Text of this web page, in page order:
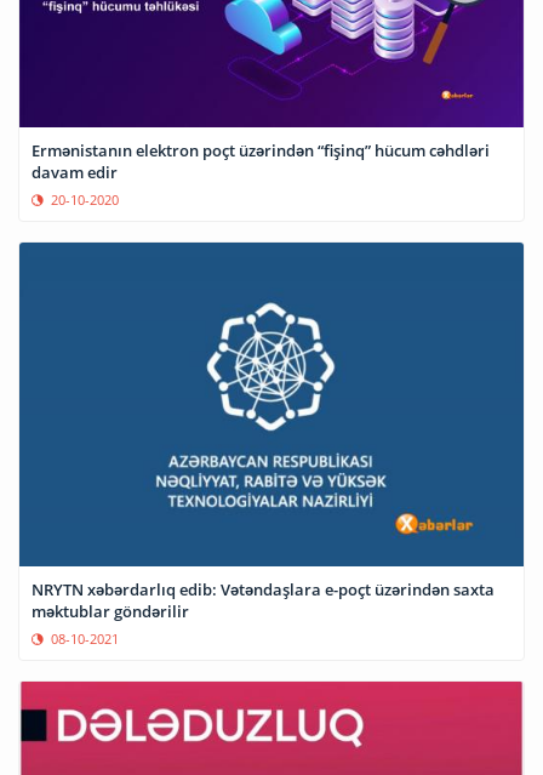
Ermənistanın elektron poçt üzərindən “fişinq” hücum cəhdləri
davam edir
20-10-2020
NRYTN xəbərdarlıq edib: Vətəndaşlara e-poçt üzərindən saxta
məktublar göndərilir
08-10-2021